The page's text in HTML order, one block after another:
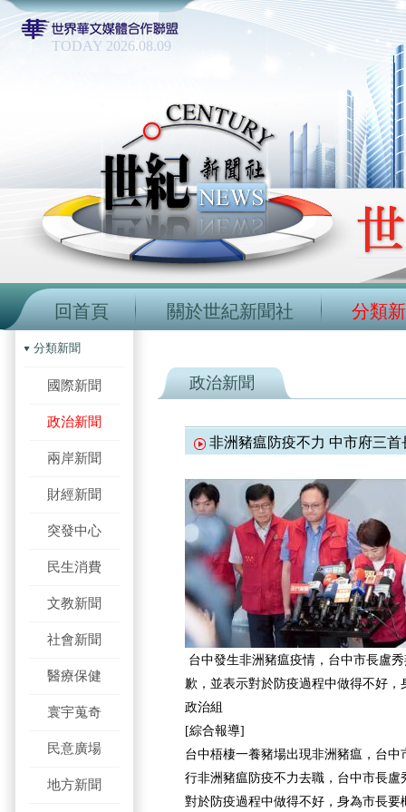
TODAY 2026.08.09
回首頁 關於世紀新聞社 分類
分類新聞
國際新聞
政治新聞
兩岸新聞
財經新聞
突發中心
民生消費
文教新聞
社會新聞
醫療保健
寰宇蒐奇
民意廣場
地方新聞
政治新聞
非洲豬瘟防疫不力 中市府三首
台中發生非洲豬瘟疫情，台中市長盧
歉，並表示對於防疫過程中做得不好，
政治組
[綜合報導]
台中梧棲一養豬場出現非洲豬瘟，台
行非洲豬瘟防疫不力去職，台中市長
對於防疫過程中做得不好，身為市長要